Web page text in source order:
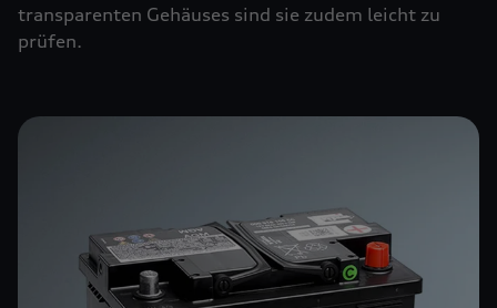
transparenten Gehäuses sind sie zudem leicht zu
prüfen.